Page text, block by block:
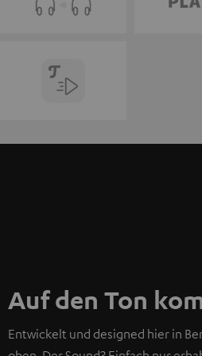
Auf den Ton
Entwickelt und designed hier in